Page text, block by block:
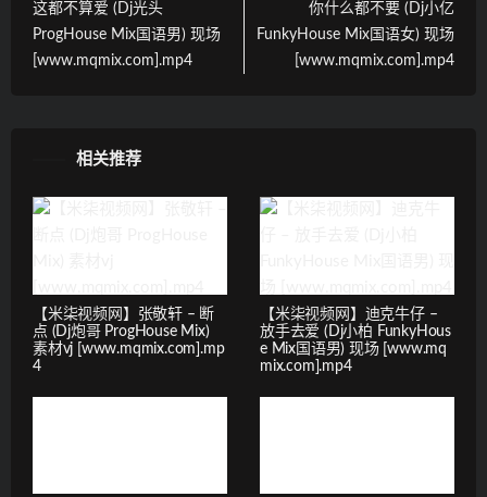
这都不算爱 (Dj光头
ProgHouse Mix国语男) 现场
[www.mqmix.com].mp4
你什么都不要 (Dj小亿
FunkyHouse Mix国语女) 现场
[www.mqmix.com].mp4
相关推荐
【米柒视频网】张敬轩 – 断
点 (Dj炮哥 ProgHouse Mix)
素材vj [www.mqmix.com].mp
4
【米柒视频网】迪克牛仔 –
放手去爱 (Dj小柏 FunkyHous
e Mix国语男) 现场 [www.mq
mix.com].mp4